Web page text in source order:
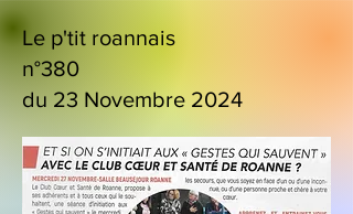
Le p'tit roannais
n°380
du 23 Novembre 2024